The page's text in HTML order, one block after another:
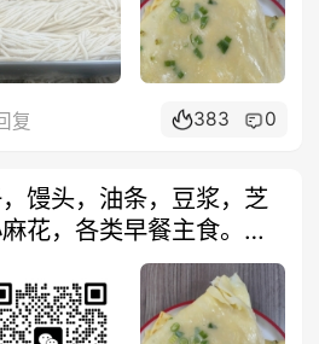
复 383 0
馒头，油条，豆浆，芝
花，各类早餐主食。午